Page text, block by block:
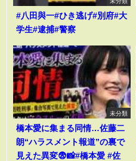
#八田與一#ひき逃げ#別府#大
学生#逮捕#警察
未分類
橋本愛に集まる同情…佐藤二
朗“ハラスメント報道”の裏で
見えた異変😨📸#橋本愛 #佐